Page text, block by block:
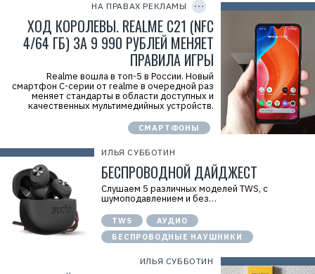
НА ПРАВАХ РЕКЛАМЫ
а
E
r
i
d
=
Y
I
D
ХОД КОРОЛЕВЫ. REALME C21 (NFC
4/64 ГБ) ЗА 9 990 РУБЛЕЙ МЕНЯЕТ
ПРАВИЛА ИГРЫ
Realme вошла в топ-5 в России. Новый
смартфон С-серии от realme в очередной раз
меняет стандарты в области доступных и
качественных мультимедийных устройств.
СМАРТФОНЫ
ИЛЬЯ СУББОТИН
БЕСПРОВОДНОЙ ДАЙДЖЕСТ
Слушаем 5 различных моделей TWS, с
шумоподавлением и без…
TWS
АУДИО
БЕСПРОВОДНЫЕ НАУШНИКИ
ИЛЬЯ СУББОТИН